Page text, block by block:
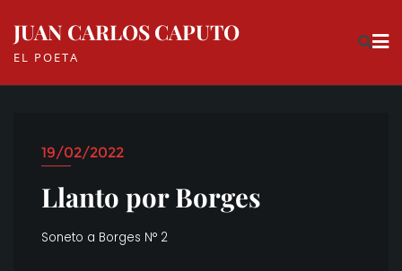
content
JUAN CARLOS CAPUTO
EL POETA
19/02/2022
Llanto por Borges
Soneto a Borges N° 2